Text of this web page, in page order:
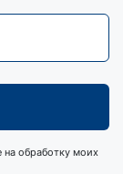
на обработку моих